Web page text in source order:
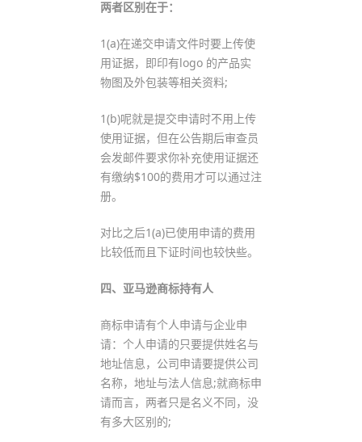
两者区别在于：
1(a)在递交申请文件时要上传使
用证据，即印有logo 的产品实
物图及外包装等相关资料;
1(b)呢就是提交申请时不用上传
使用证据，但在公告期后审查员
会发邮件要求你补充使用证据还
有缴纳$100的费用才可以通过注
册。
对比之后1(a)已使用申请的费用
比较低而且下证时间也较快些。
四、亚马逊商标持有人
商标申请有个人申请与企业申
请：个人申请的只要提供姓名与
地址信息，公司申请要提供公司
名称，地址与法人信息;就商标申
请而言，两者只是名义不同，没
有多大区别的;